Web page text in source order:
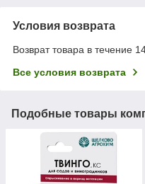
Условия возврата
Возврат товара в течение
Все условия возврата
Подобные товары